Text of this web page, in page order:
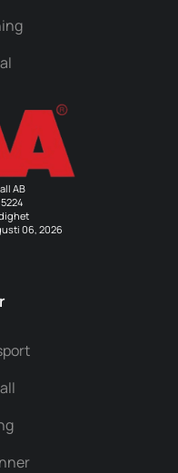
AB
06, 2026